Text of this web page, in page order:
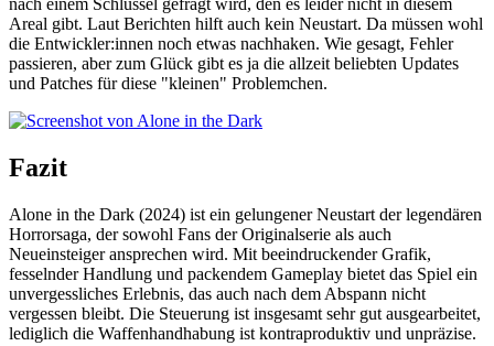
nach einem Schlüssel gefragt wird, den es leider nicht in diesem
Areal gibt. Laut Berichten hilft auch kein Neustart. Da müssen wohl
die Entwickler:innen noch etwas nachhaken. Wie gesagt, Fehler
passieren, aber zum Glück gibt es ja die allzeit beliebten Updates
und Patches für diese "kleinen" Problemchen.
Fazit
Alone in the Dark (2024) ist ein gelungener Neustart der legendären
Horrorsaga, der sowohl Fans der Originalserie als auch
Neueinsteiger ansprechen wird. Mit beeindruckender Grafik,
fesselnder Handlung und packendem Gameplay bietet das Spiel ein
unvergessliches Erlebnis, das auch nach dem Abspann nicht
vergessen bleibt. Die Steuerung ist insgesamt sehr gut ausgearbeitet,
lediglich die Waffenhandhabung ist kontraproduktiv und unpräzise.